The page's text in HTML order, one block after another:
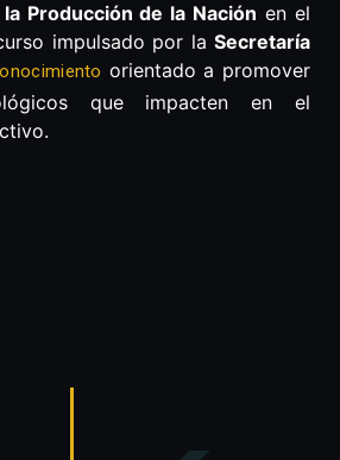
Producción de la Nación en el
impulsado por la Secretaría
orientado a promover
que impacten en el